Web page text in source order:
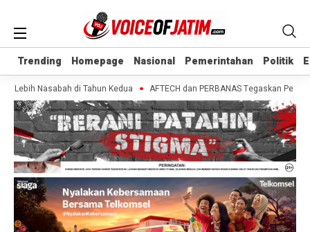
Trending Homepage Nasional Pemerintahan Politik
Trending Homepage Nasional Pemerintahan Politik
Nasabah di Tahun Kedua AFTECH dan PERBANAS Tegaskan